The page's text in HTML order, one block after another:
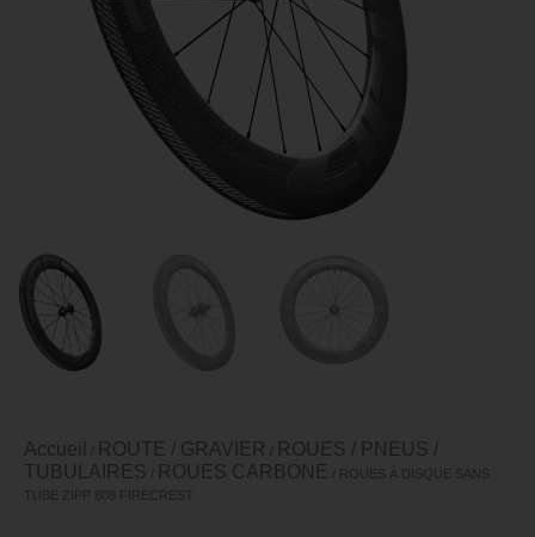
Accueil ROUTE / GRAVIER
ROUES / PNEUS /
TUBULAIRES
ROUES CARBONE
/ ROUES À DISQUE SANS
TUBE ZIPP 808 FIRECREST